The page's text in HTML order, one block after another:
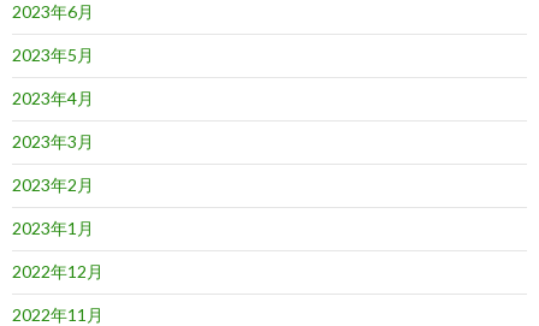
2023年6月
2023年5月
2023年4月
2023年3月
2023年2月
2023年1月
2022年12月
2022年11月